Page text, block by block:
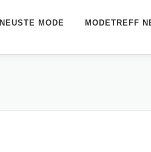
NEUSTE MODE MODETREFF